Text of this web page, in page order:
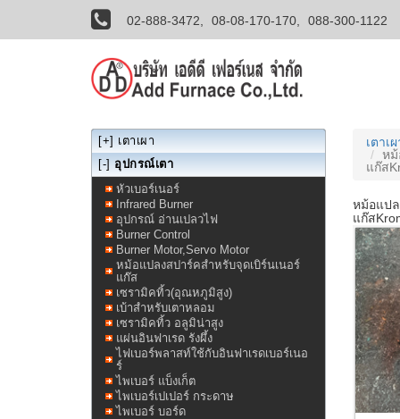
02-888-3472, 08-08-170-170, 088-300-1122
เตาเ
หม้
แก๊ส
หม้อแป
แก๊ส
[+] เตาเผา
[-] อุปกรณ์เตา
หัวเบอร์เนอร์
Infrared Burner
อุปกรณ์ อ่านเปลวไฟ
Burner Control
Burner Motor,Servo Motor
หม้อแปลงสปาร์คสำหรับจุดเบิร์นเนอร์
แก๊ส
เซรามิคทิ้ว(อุณหภูมิสูง)
เบ้าสำหรับเตาหลอม
เซรามิคทิ้ว อลูมิน่าสูง
แผ่นอินฟาเรด รังผึ้ง
ไฟเบอร์พลาสท์ใช้กับอินฟาเรดเบอร์เนอ
ร์
ไพเบอร์ แบ็งเก็ต
ไพเบอร์เปเปอร์ กระดาษ
ไพเบอร์ บอร์ด